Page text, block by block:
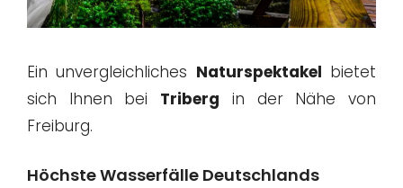
Ein unvergleichliches Naturspektakel bietet
sich Ihnen bei Triberg in der Nähe von
Freiburg.
Höchste Wasserfälle Deutschlands